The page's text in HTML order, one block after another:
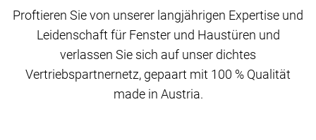
Proftieren Sie von unserer langjährigen Expertise und
Leidenschaft für Fenster und Haustüren und
verlassen Sie sich auf unser dichtes
Vertriebspartnernetz, gepaart mit 100 % Qualität
made in Austria.